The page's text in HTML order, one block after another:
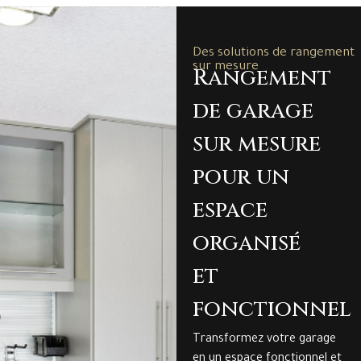
Des solutions de rangement
sur mesure
Rangement
de garage
sur mesure
pour un
espace
organisé
et
fonctionnel
Transformez votre garage